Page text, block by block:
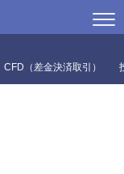
CFD（差金決済取引）